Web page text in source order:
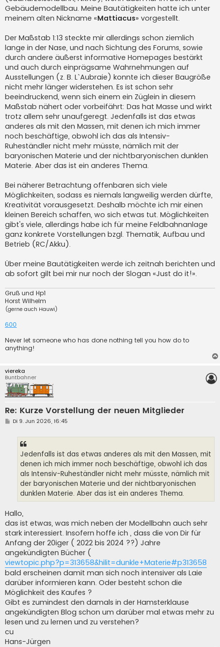
Gebäudemodellbau. Meine Bautätigkeiten hatte ich unter
meinem alten Nickname «Mattiacus» vorgestellt.
Der Maßstab 1:13 steckte mir allerdings schon ziemlich
lange in der Nase, und nach Sichtung des Forums, sowie
durch andere äußerst informative Homepages bestärkt
und auch durch einprägsame Wahrnehmungen auf
Ausstellungen (z. B. L`Aubraie) konnte ich dieser Baugröße
nicht mehr länger widerstehen. Es ist schon sehr
beeindruckend, wenn sich einem ein Züglein in diesem
Maßstab nähert oder vorbeifährt: Das hat Masse und wirkt
trotz allem sehr unaufgeregt. Jedenfalls ist das etwas
anderes als mit den Massen, mit denen ich mich immer
noch beschäftige, obwohl ich das als Intensiv-
Ruheständler nicht mehr müsste, nämlich mit der
baryonischen Materie und der nichtbaryonischen dunklen
Materie. Aber das ist ein anderes Thema.
Bei näherer Betrachtung offenbaren sich viele
Möglichkeiten, sodass es niemals langweilig werden dürfte,
Kreativität vorausgesetzt. Deshalb möchte ich mir einen
kleinen Bereich schaffen, wo sich etwas tut. Möglichkeiten
gibt's viele, allerdings habe ich für meine Feldbahnanlage
ganz konkrete Vorstellungen bzgl. Thematik, Aufbau und
Betrieb (RC/Akku).
Über meine Bautätigkeiten werde ich zeitnah berichten und
ab sofort gilt bei mir nur noch der Slogan «Just do it!».
Gruß und Hp1
Horst Wilhelm
(gerne auch Hauwi)
600
Never let someone who has done nothing tell you how do to
anything!
viereka
Buntbahner
Re: Kurze Vorstellung der neuen Mitglieder
BDi 9. Jun 2026, 16:45
Jedenfalls ist das etwas anderes als mit den Massen, mit
denen ich mich immer noch beschäftige, obwohl ich das
als Intensiv-Ruheständler nicht mehr müsste, nämlich mit
der baryonischen Materie und der nichtbaryonischen
dunklen Materie. Aber das ist ein anderes Thema.
Hallo,
das ist etwas, was mich neben der Modellbahn auch sehr
stark interessiert. Insofern hoffe ich , dass die von Dir für
Anfang der 20iger ( 2022 bis 2024 ??) Jahre
angekündigten Bücher (
viewtopic.php?p=313658&hilit=dunkle+Materie#p313658
bald erscheinen damit man sich noch intensiver als Laie
darüber informieren kann. Oder besteht schon die
Möglichkeit des Kaufes ?
Gibt es zumindest den damals in der Hamsterklause
angekündigten Blog schon um darüber mal etwas mehr zu
lesen und zu lernen und zu verstehen?
cu
Hans-Jürgen